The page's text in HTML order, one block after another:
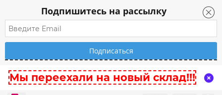
Подпишитесь на рассылку
Мы переехали на новый склад!!!